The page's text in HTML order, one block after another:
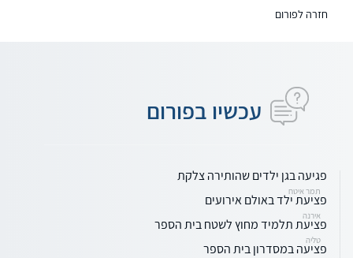
חזרה לפורום
עכשיו בפורום
פגיעה בגן ילדים שהותירה צלקת
תמר איטח
פציעת ילד באולם אירועים
אירנה
פציעת תלמיד מחוץ לשטח בית הספר
טליה
פציעה במסדרון בית הספר